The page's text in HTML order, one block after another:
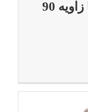
کابلشوی زاویه دار دم بلند با زاویه 90